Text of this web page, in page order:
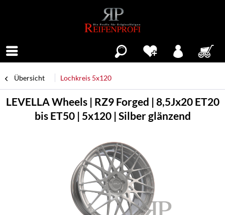
Übersicht Lochkreis 5x120
LEVELLA Wheels | RZ9 Forged | 8,5Jx20 ET20
bis ET50 | 5x120 | Silber glänzend